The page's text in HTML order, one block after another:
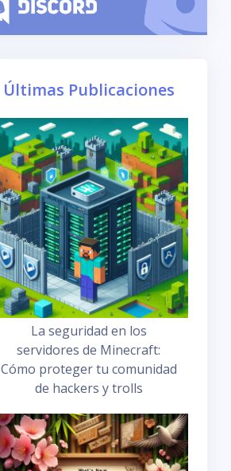
Últimas Publicaciones
La seguridad en los
servidores de Minecraft:
Cómo proteger tu comunidad
de hackers y trolls